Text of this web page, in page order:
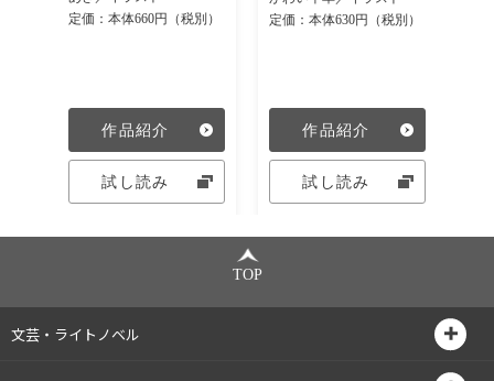
定価：本体660円（税別）
作品紹介
試し読み
定価：本体630円（税別）
作品紹介
試し読み
TOP
文芸・ライトノベル